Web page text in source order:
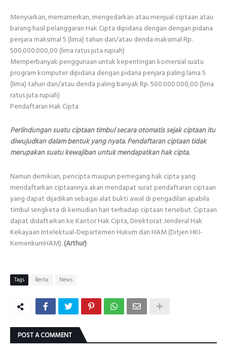
Menyiarkan, memamerkan, mengedarkan atau menjual ciptaan atau
barang hasil pelanggaran Hak Cipta dipidana dengan dengan pidana
penjara maksimal 5 (lima) tahun dan/atau denda maksimal Rp.
500.000.000,00 (lima ratus juta rupiah)
Memperbanyak penggunaan untuk kepentingan komersial suatu
program komputer dipidana dengan pidana penjara paling lama 5
(lima) tahun dan/atau denda paling banyak Rp. 500.000.000,00 (lima
ratus juta rupiah)
Pendaftaran Hak Cipta
Perlindungan suatu ciptaan timbul secara otomatis sejak ciptaan itu
diwujudkan dalam bentuk yang nyata. Pendaftaran ciptaan tidak
merupakan suatu kewajiban untuk mendapatkan hak cipta.
Namun demikian, pencipta maupun pemegang hak cipta yang
mendaftarkan ciptaannya akan mendapat surat pendaftaran ciptaan
yang dapat dijadikan sebagai alat bukti awal di pengadilan apabila
timbul sengketa di kemudian hari terhadap ciptaan tersebut. Ciptaan
dapat didaftarkan ke Kantor Hak Cipta, Direktorat Jenderal Hak
Kekayaan Intelektual-Departemen Hukum dan HAM (Ditjen HKI-
KemenkumHAM).(Arthur)
Tags Berita News
POST A COMMENT